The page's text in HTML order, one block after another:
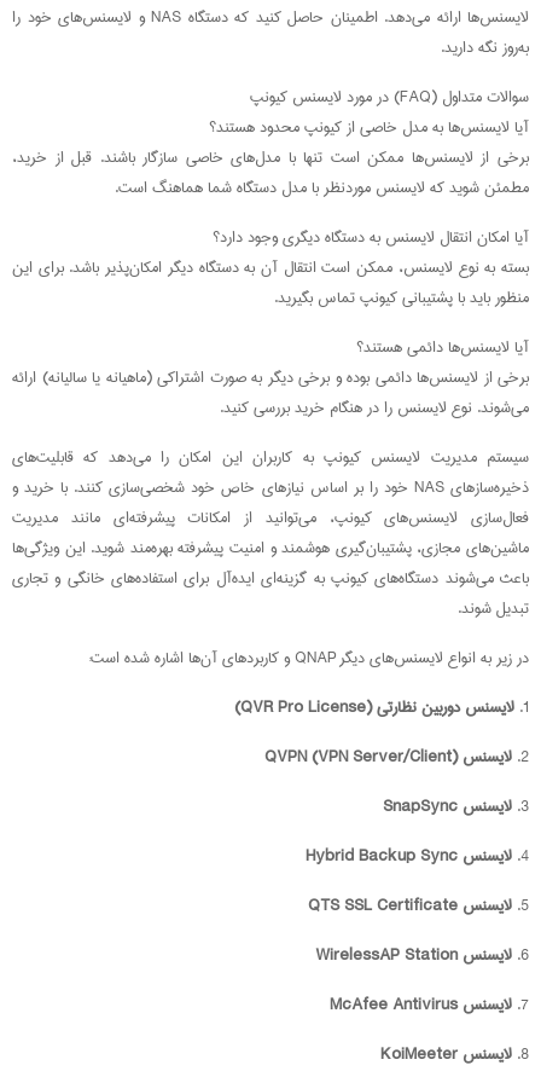
لایسنس‌ها ارائه می‌دهد. اطمینان حاصل کنید که دستگاه NAS و لایسنس‌های خود را
به‌روز نگه دارید.
سوالات متداول (FAQ) در مورد لایسنس کیونپ
آیا لایسنس‌ها به مدل خاصی از کیونپ محدود هستند؟
برخی از لایسنس‌ها ممکن است تنها با مدل‌های خاصی سازگار باشند. قبل از خرید،
مطمئن شوید که لایسنس موردنظر با مدل دستگاه شما هماهنگ است.
آیا امکان انتقال لایسنس به دستگاه دیگری وجود دارد؟
بسته به نوع لایسنس، ممکن است انتقال آن به دستگاه دیگر امکان‌پذیر باشد. برای این
منظور باید با پشتیبانی کیونپ تماس بگیرید.
آیا لایسنس‌ها دائمی هستند؟
برخی از لایسنس‌ها دائمی بوده و برخی دیگر به صورت اشتراکی (ماهیانه یا سالیانه) ارائه
می‌شوند. نوع لایسنس را در هنگام خرید بررسی کنید.
سیستم مدیریت لایسنس کیونپ به کاربران این امکان را می‌دهد که قابلیت‌های
ذخیره‌سازهای NAS خود را بر اساس نیازهای خاص خود شخصی‌سازی کنند. با خرید و
فعال‌سازی لایسنس‌های کیونپ، می‌توانید از امکانات پیشرفته‌ای مانند مدیریت
ماشین‌های مجازی، پشتیبان‌گیری هوشمند و امنیت پیشرفته بهره‌مند شوید. این ویژگی‌ها
باعث می‌شوند دستگاه‌های کیونپ به گزینه‌ای ایده‌آل برای استفاده‌های خانگی و تجاری
تبدیل شوند.
در زیر به انواع لایسنس‌های دیگر QNAP و کاربردهای آن‌ها اشاره شده است:
1. لایسنس دوربین نظارتی (QVR Pro License)
2. لایسنس QVPN (VPN Server/Client)
3. لایسنس SnapSync
4. لایسنس Hybrid Backup Sync
5. لایسنس QTS SSL Certificate
6. لایسنس WirelessAP Station
7. لایسنس McAfee Antivirus
8. لایسنس KoiMeeter